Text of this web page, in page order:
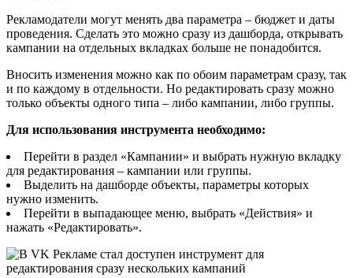
Рекламодатели могут менять два параметра – бюджет и даты
проведения. Сделать это можно сразу из дашборда, открывать
кампании на отдельных вкладках больше не понадобится.
Вносить изменения можно как по обоим параметрам сразу, так
и по каждому в отдельности. Но редактировать сразу можно
только объекты одного типа – либо кампании, либо группы.
Для использования инструмента необходимо:
Перейти в раздел «Кампании» и выбрать нужную вкладку
для редактирования – кампании или группы.
Выделить на дашборде объекты, параметры которых
нужно изменить.
Перейти в выпадающее меню, выбрать «Действия» и
нажать «Редактировать».